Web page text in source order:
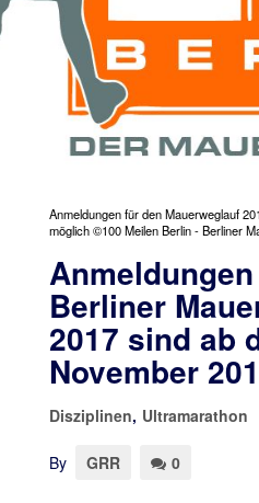
Anmeldungen für den Mauerweglauf
möglich ©100 Meilen Berlin - Berliner
Berliner
2017 sind ab
November
Disziplinen, Ultramarathon
By GRR 0